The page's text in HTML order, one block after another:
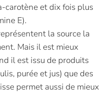
carotène et dix fois plus
E).
la source la
Mais il est mieux
il est issu de produits
purée et jus) que des
permet aussi de mieux